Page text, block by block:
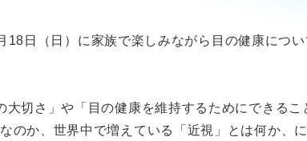
日（日）に家族で楽しみながら目の健康につ
大切さ」や「目の健康を維持するためにできる
のか、世界中で増えている「近視」とは何か、